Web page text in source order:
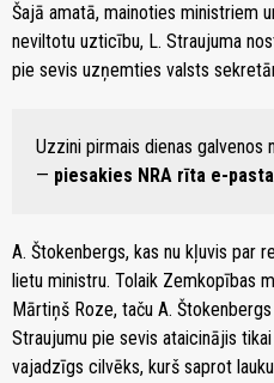
Šajā amatā, mainoties ministriem
neviltotu uzticību, L. Straujuma
pie sevis uzņemties valsts
Uzzini pirmais dienas galvenos
— piesakies NRA rīta e-
A. Štokenbergs, kas nu kļuvis par
lietu ministru. Tolaik Zemkopības
Mārtiņš Roze, taču A.
Straujumu pie sevis ataicinājis
vajadzīgs cilvēks, kurš saprot